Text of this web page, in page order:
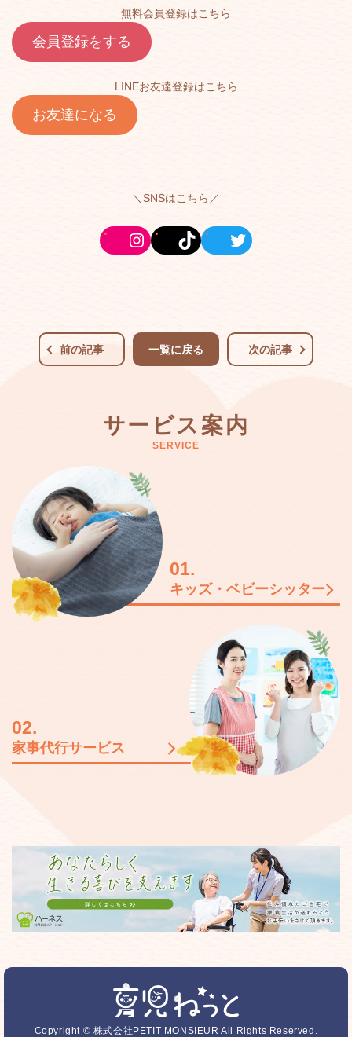
無料会員登録はこちら
会員登録をする
LINEお友達登録はこちら
お友達になる
＼SNSはこちら／
前の記事 一覧に戻る 次の記事
サービス案内
SERVICE
01.
キッズ・ベビーシッター
02.
家事代行サービス
Copyright © 株式会社PETIT MONSIEUR All Rights Reserved.